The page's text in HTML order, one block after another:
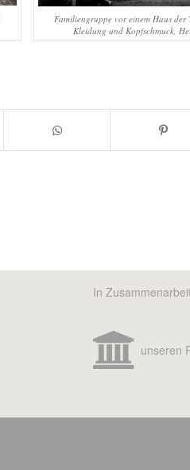
Familiengruppe vor einem Haus der
Kleidung und Kopfschmuck,
In
unseren